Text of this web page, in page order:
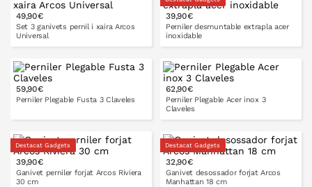
A LA CISTELLA A LA CISTELLA
49,90€
Set 3 ganivets pernil i xaira Arcos
Universal
A LA CISTELLA
39,90€
Perniler desmuntable extrapla acer
inoxidable
A LA CISTELLA
59,90€
Perniler Plegable Fusta 3 Claveles
A LA CISTELLA
62,90€
Perniler Plegable Acer inox 3
Claveles
A LA CISTELLA
Destacat Gadgets
39,90€
Ganivet perniler forjat Arcos Riviera
30 cm
Destacat Gadgets
32,90€
Ganivet desossador forjat Arcos
Manhattan 18 cm